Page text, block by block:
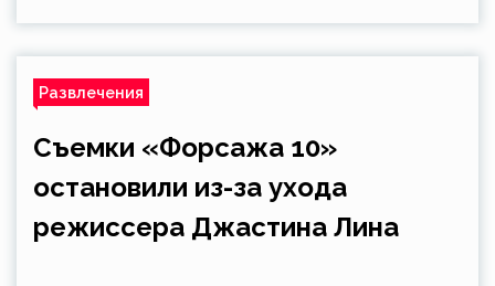
Развлечения
Съемки «Форсажа 10»
остановили из-за ухода
режиссера Джастина Лина